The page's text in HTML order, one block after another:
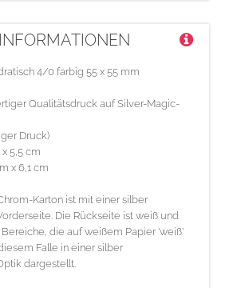
4/0 farbig 55 x 55 mm
Qualitätsdruck auf Silver-Magic-
Druck)
5,5 cm
x 6,1 cm
Karton ist mit einer silber
Die Rückseite ist weiß und
die auf weißem Papier 'weiß'
Falle in einer silber
dargestellt.